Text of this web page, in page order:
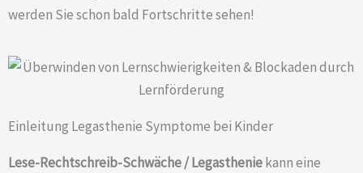
werden Sie schon bald Fortschritte sehen!
Einleitung Legasthenie Symptome bei Kinder
Lese-Rechtschreib-Schwäche / Legastheniekann eine